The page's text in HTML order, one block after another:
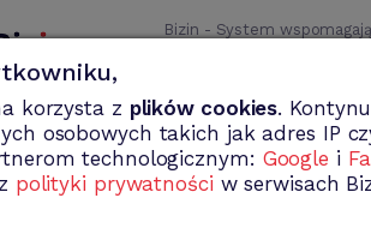
Bizin - System
korzysta z plików cookies.
osobowych takich jak adres IP
technologicznym: Google i
polityki prywatności w serwisach